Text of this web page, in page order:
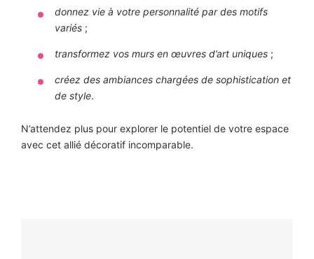
donnez vie à votre personnalité par des motifs
variés ;
transformez vos murs en œuvres d’art uniques ;
créez des ambiances chargées de sophistication et
de style.
N’attendez plus pour explorer le potentiel de votre espace
avec cet allié décoratif incomparable.